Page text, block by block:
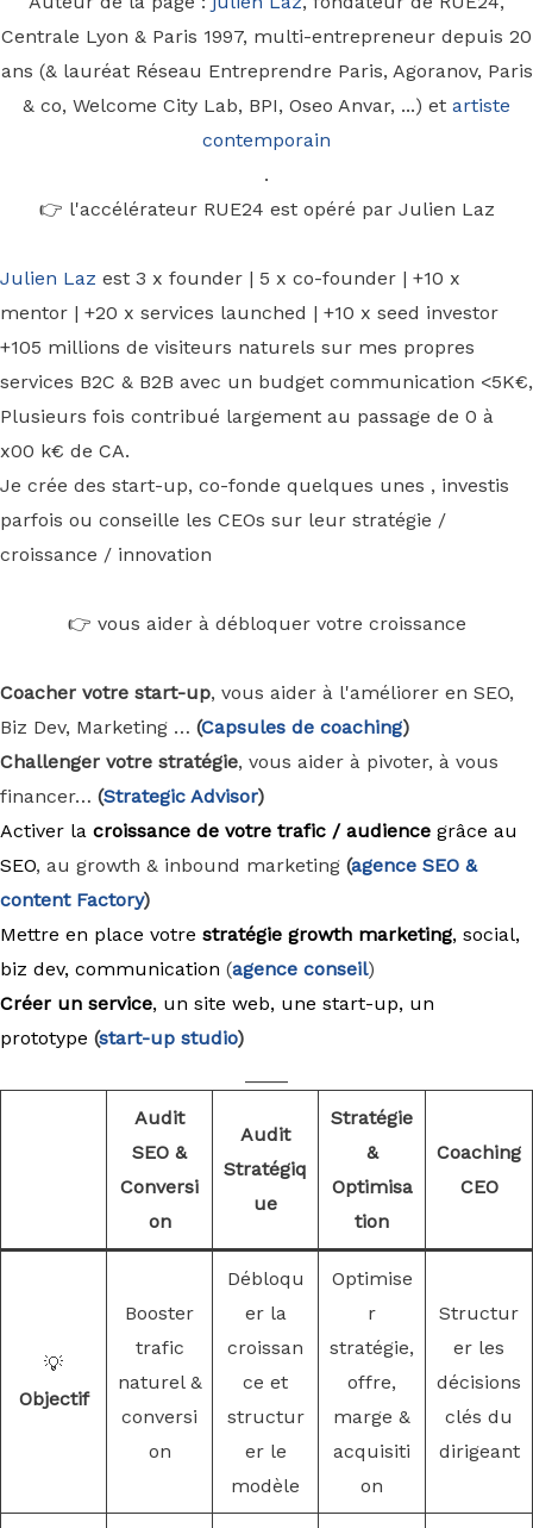
Centrale Lyon & Paris 1997, multi-entrepreneur depuis 20
ans (& lauréat Réseau Entreprendre Paris, Agoranov, Paris
& co, Welcome City Lab, BPI, Oseo Anvar, ...) et artiste
contemporain
.
👉 l'accélérateur RUE24 est opéré par Julien Laz
Julien Laz est 3 x founder | 5 x co-founder | +10 x
mentor | +20 x services launched | +10 x seed investor
+105 millions de visiteurs naturels sur mes propres
services B2C & B2B avec un budget communication <5K€,
Plusieurs fois contribué largement au passage de 0 à
x00 k€ de CA.
Je crée des start-up, co-fonde quelques unes , investis
parfois ou conseille les CEOs sur leur stratégie /
croissance / innovation
👉 vous aider à débloquer votre croissance
Coacher votre start-up, vous aider à l'améliorer en SEO,
Biz Dev, Marketing … (Capsules de coaching)
Challenger votre stratégie, vous aider à pivoter, à vous
financer… (Strategic Advisor)
Activer la croissance de votre trafic / audience grâce au
SEO, au growth & inbound marketing (agence SEO &
content Factory)
Mettre en place votre stratégie growth marketing, social,
biz dev, communication (agence conseil)
Créer un service, un site web, une start-up, un
prototype (start-up studio)
Audit
SEO &
Conversi
on
Audit
Stratégiq
ue
Stratégie
&
Optimisa
tion
Coaching
CEO
💡
Objectif
Booster
trafic
naturel &
conversi
on
Débloqu
er la
croissan
ce et
structur
er le
modèle
Optimise
r
stratégie,
offre,
marge &
acquisiti
on
Structur
er les
décisions
clés du
dirigeant